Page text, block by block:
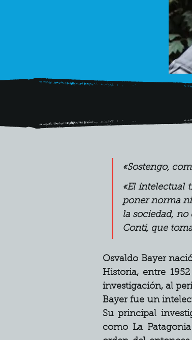
«Sostengo,
«El intelectual
poner norma
la sociedad,
Conti, que
Osvaldo Bayer
Historia, entre
investigación, al
Bayer fue un
Su principal
como La